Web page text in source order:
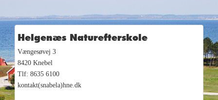
Helgenæs Naturefterskole
Vængesøvej 3
8420 Knebel
Tlf: 8635 6100
kontakt(snabela)hne.dk